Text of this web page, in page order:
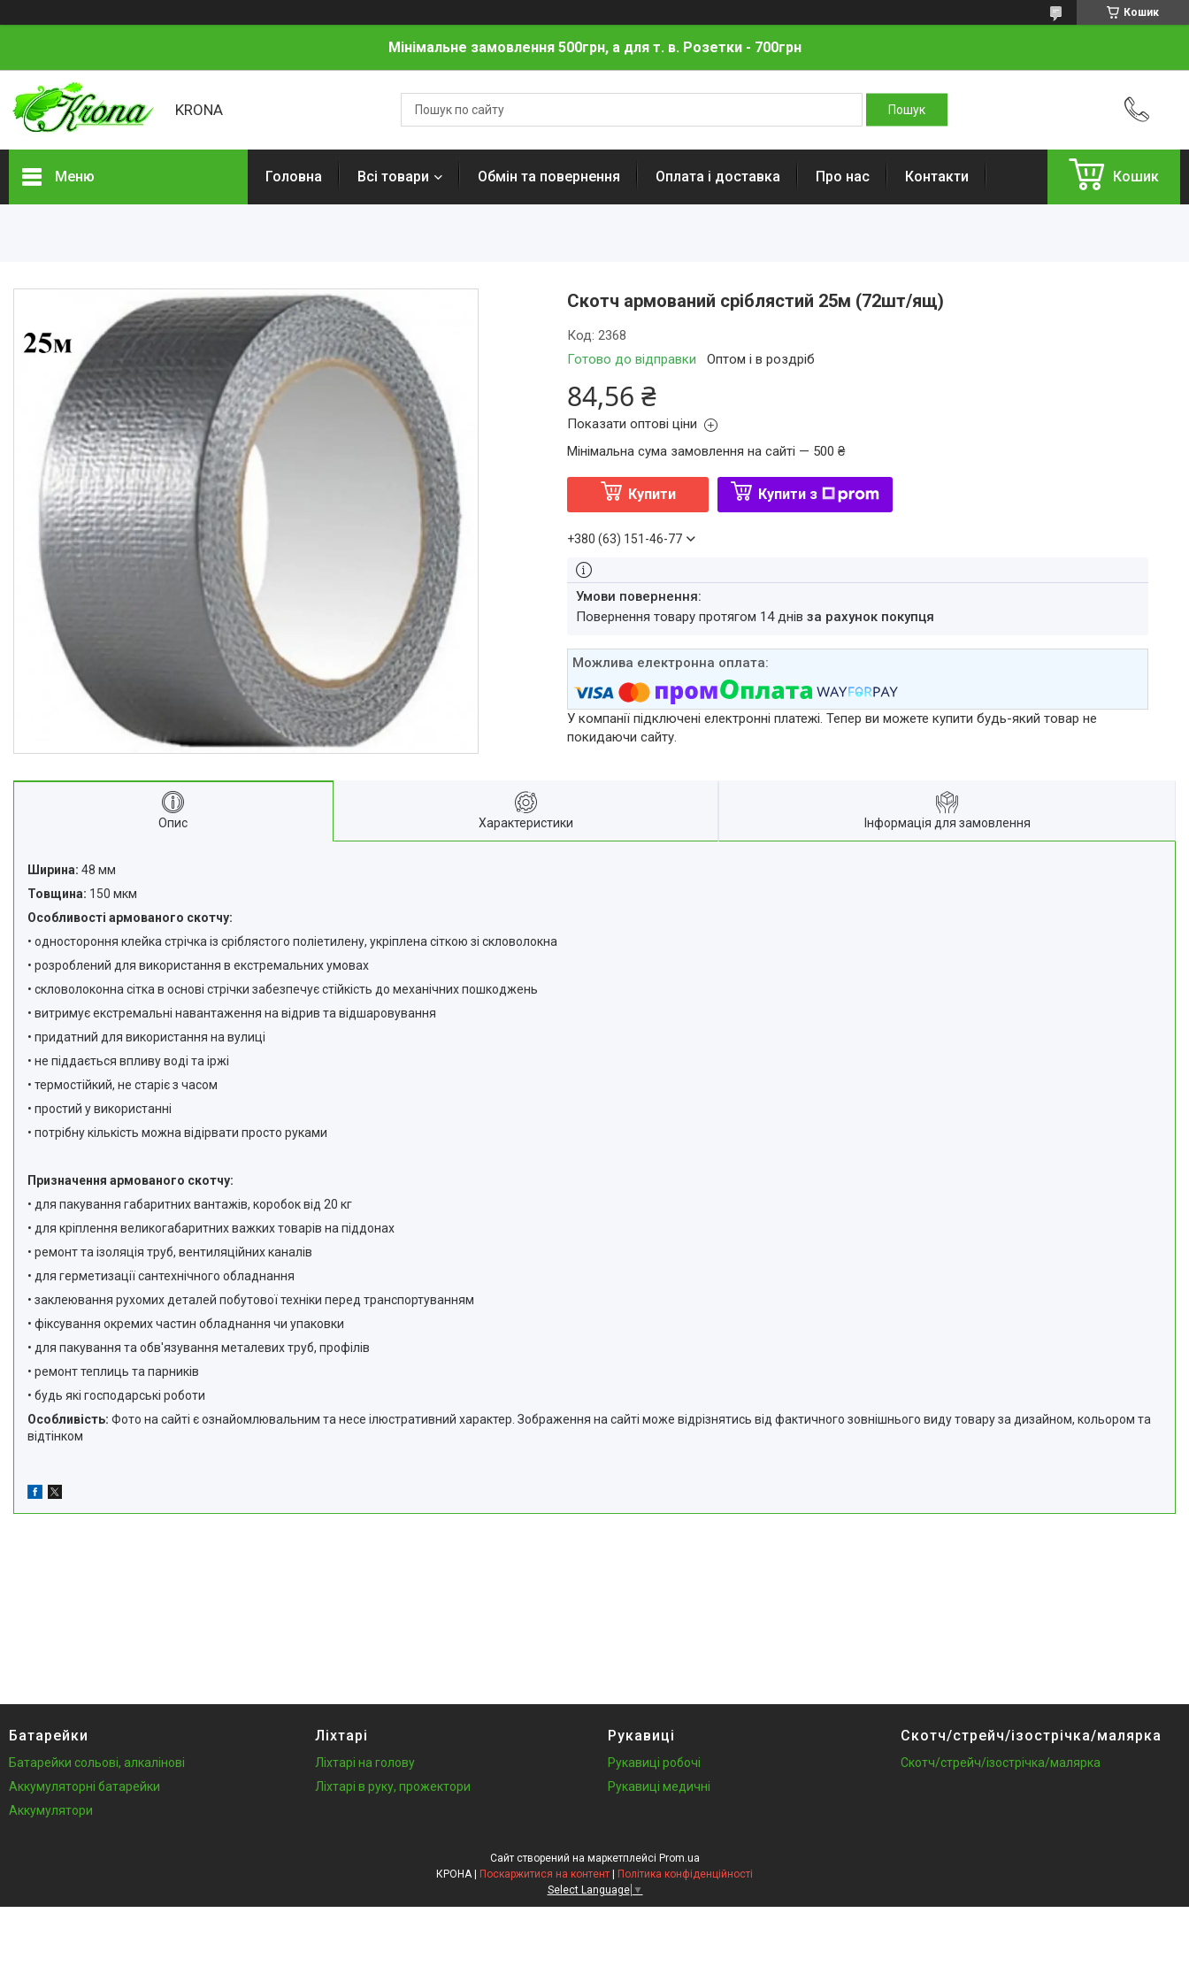
Кошик
Мінімальне замовлення 500грн, а для т. в. Розетки - 700грн
KRONA
Меню Головна Всі товари Обмін та повернення Оплата і доставка Про нас Контакти Кошик
Скотч армований сріблястий 25м (72шт/ящ)
Готово до відправки Оптом і в роздріб
Код:2368
84,56 ₴
Показати оптові ціни
Мінімальна сума замовлення на сайті — 500 ₴
Купити Купити з
+380 (63) 151-46-77
повернення товару протягом 14 днівза рахунок покупця
У компанії підключені електронні платежі. Тепер ви можете купити будь-який товар не
покидаючи сайту.
Опис Характеристики Інформація для замовлення
Ширина: 48 мм
Товщина: 150 мкм
Особливості армованого скотчу:
• одностороння клейка стрічка із сріблястого поліетилену, укріплена сіткою зі скловолокна
• розроблений для використання в екстремальних умовах
• скловолоконна сітка в основі стрічки забезпечує стійкість до механічних пошкоджень
• витримує екстремальні навантаження на відрив та відшаровування
• придатний для використання на вулиці
• не піддається впливу воді та іржі
• термостійкий, не старіє з часом
• простий у використанні
• потрібну кількість можна відірвати просто руками
Призначення армованого скотчу:
• для пакування габаритних вантажів, коробок від 20 кг
• для кріплення великогабаритних важких товарів на піддонах
• ремонт та ізоляція труб, вентиляційних каналів
• для герметизації сантехнічного обладнання
• заклеювання рухомих деталей побутової техніки перед транспортуванням
• фіксування окремих частин обладнання чи упаковки
• для пакування та обв'язування металевих труб, профілів
• ремонт теплиць та парників
• будь які господарські роботи
Особливість: Фото на сайті є ознайомлювальним та несе ілюстративний характер. Зображення на сайті може відрізнятись від фактичного зовнішнього виду товару за дизайном, кольором та
відтінком
Батарейки
Батарейки сольові, алкалінові
Аккумуляторні батарейки
Аккумулятори
Ліхтарі
Ліхтарі на голову
Ліхтарі в руку, прожектори
Рукавиці
Рукавиці робочі
Рукавиці медичні
Скотч/стрейч/ізострічка/малярка
Скотч/стрейч/ізострічка/малярка
Сайт створений на маркетплейсі Prom.ua
КРОНА | Поскаржитися на контент | Політика конфіденційності
Select Language ▼